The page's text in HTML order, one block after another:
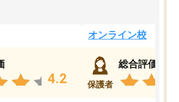
4.2
オンライン校
保護者
総合評価